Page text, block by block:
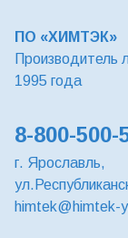
ПО «ХИМТЭК»
Производитель
1995 года
8-800-500-
г. Ярославль,
himtek@himtek-